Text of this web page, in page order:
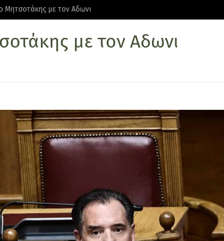
Μητσοτάκης με τον Αδωνι
με τον Αδωνι